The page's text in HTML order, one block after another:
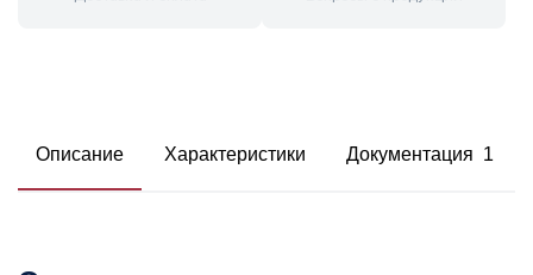
Описание Характеристики Документация 1